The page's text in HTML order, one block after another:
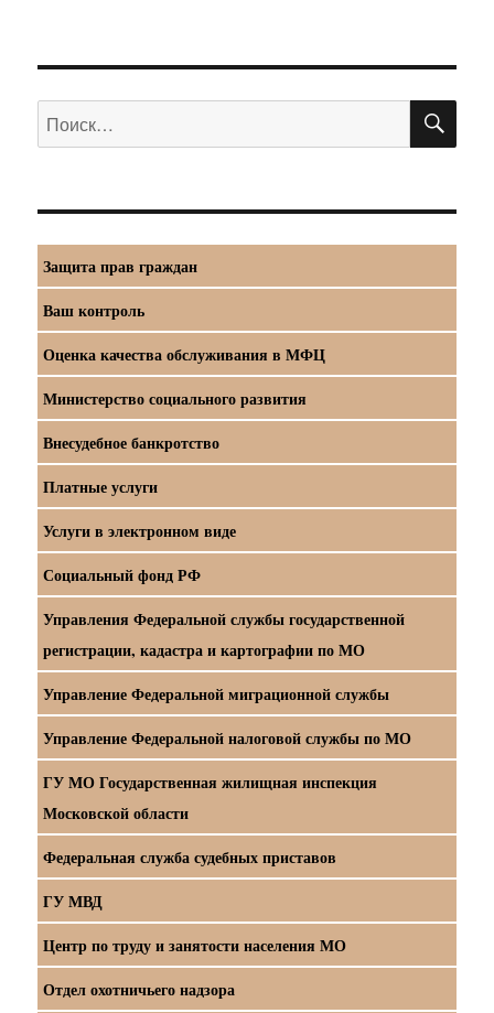
Искать:
Защита прав граждан
Ваш контроль
Оценка качества обслуживания в МФЦ
Министерство социального развития
Внесудебное банкротство
Платные услуги
Услуги в электронном виде
Социальный фонд РФ
Управления Федеральной службы государственной
регистрации, кадастра и картографии по МО
Управление Федеральной миграционной службы
Управление Федеральной налоговой службы по МО
ГУ МО Государственная жилищная инспекция
Московской области
Федеральная служба судебных приставов
ГУ МВД
Центр по труду и занятости населения МО
Отдел охотничьего надзора